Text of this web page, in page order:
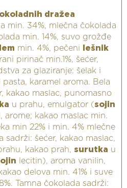
dražea
min. 34%, mlečna čokolada
min. 14%, suvo grožđe
min. 4%, pečeni
lešnik
pirinač min.1%, šećer,
za glaziranje: šelak i
karamel aroma. Bela
kakao maslac, punomasno
u prahu, emulgator (sojin
arome; kakao maslac min.
min 22% i min. 4% mlečne
sadrži: šećer, kakao maslac,
kakao prah, surutka u
lecitin), aroma vanilin,
delova min. 41% i suve
Tamna čokolada sadrži: